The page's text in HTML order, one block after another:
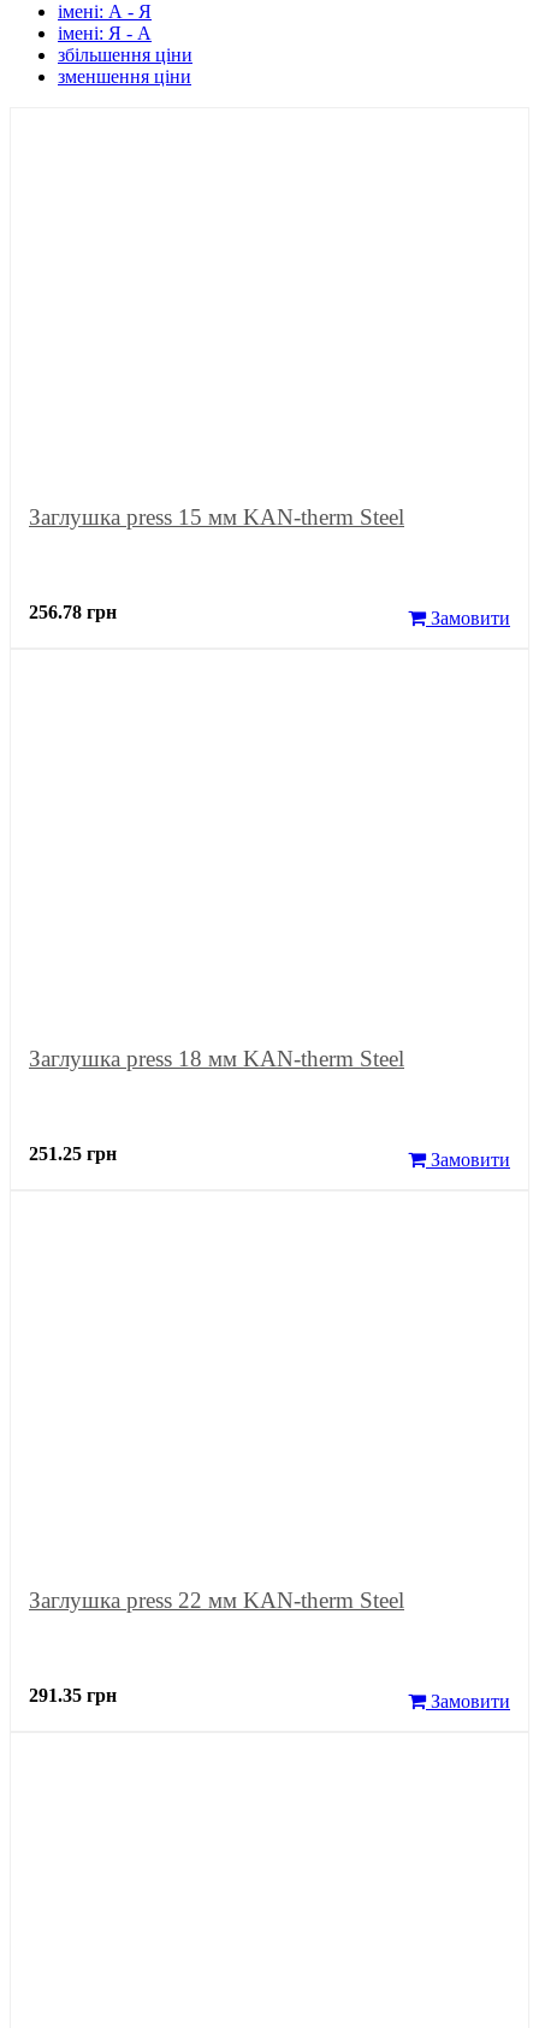
імені: А - Я
імені: Я - А
збільшення ціни
зменшення ціни
Заглушка press 15 мм KAN-therm Steel
256.78 грн Замовити
Заглушка press 18 мм KAN-therm Steel
251.25 грн Замовити
Заглушка press 22 мм KAN-therm Steel
291.35 грн Замовити